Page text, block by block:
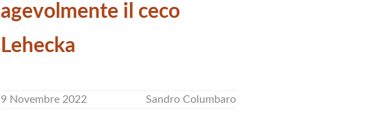
agevolmente il ceco
Lehecka
9 Novembre 2022 Sandro Columbaro